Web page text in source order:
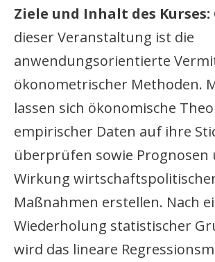
Ziele und Inhalt des Kurses:
dieser Veranstaltung ist die
anwendungsorientierte
ökonometrischer Methoden.
lassen sich ökonomische
empirischer Daten auf ihre
überprüfen sowie Prognosen
Wirkung
Maßnahmen erstellen. Nach
Wiederholung statistischer
wird das lineare